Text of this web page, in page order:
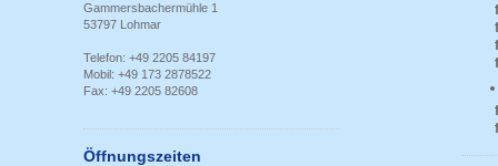
Gammersbachermühle 1
53797 Lohmar
Telefon: +49 2205 84197
Mobil: +49 173 2878522
Fax: +49 2205 82608
Öffnungszeiten
für
für
für
für
für
für